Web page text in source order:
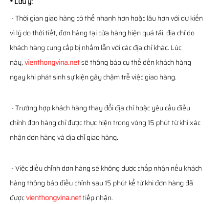
- Thời gian giao hàng có thể nhanh hơn hoặc lâu hơn với dự kiến
vì lý do thời tiết, đơn hàng tại cửa hàng hiện quá tải, địa chỉ do
khách hàng cung cấp bị nhầm lẫn với các địa chỉ khác. Lúc
này,vienthongvina.netsẽ thông báo cụ thể đến khách hàng
ngay khi phát sinh sự kiện gây chậm trễ việc giao hàng.
- Trường hợp khách hàng thay đổi địa chỉ hoặc yêu cầu điều
chỉnh đơn hàng chỉ được thực hiện trong vòng 15 phút từ khi xác
nhận đơn hàng và địa chỉ giao hàng.
- Việc điều chỉnh đơn hàng sẽ không được chấp nhận nếu khách
hàng thông báo điều chỉnh sau 15 phút kể từ khi đơn hàng đã
đượcvienthongvina.nettiếp nhận.